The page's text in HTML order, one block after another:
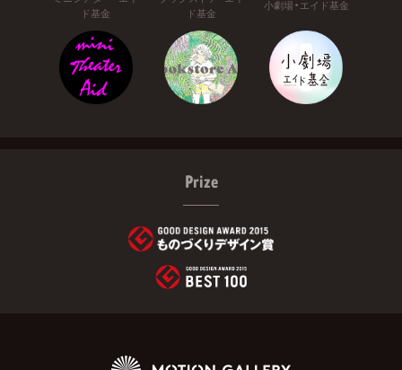
ド基金
ド基金
小劇場・エイド基金
Prize